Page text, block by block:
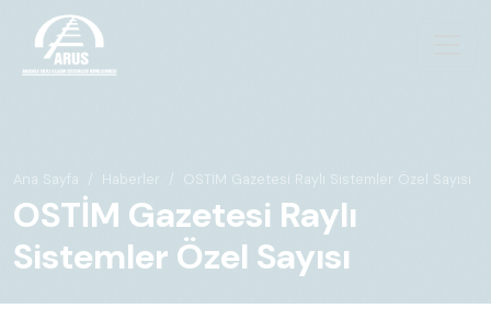
Ana Sayfa Haberler OSTİM Gazetesi Raylı Sistemler Özel Sayısı
OSTİM Gazetesi Raylı
Sistemler Özel Sayısı